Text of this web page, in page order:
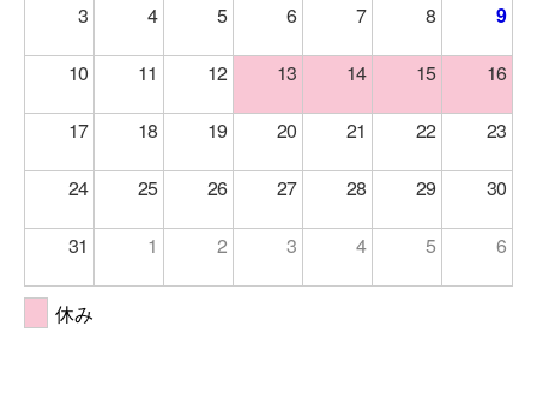
3 4 5 6 7 8 9
10 11 12 13 14 15 16
17 18 19 20 21 22 23
24 25 26 27 28 29 30
31 1 2 3 4 5 6
休み